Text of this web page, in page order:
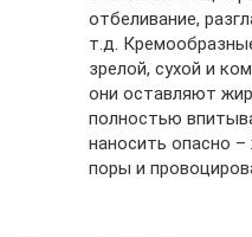
отбеливание,
т.д.
зрелой, сухой и
они оставляют
полностью
наносить опасно
поры и